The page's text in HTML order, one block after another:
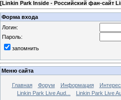
[Linkin Park Inside - Российский фан-сайт
Форма входа
Логин:
Пароль:
запомнить
Меню сайта
Главная Форум Информация
Linkin Park Live Aud...
Linkin Park Live